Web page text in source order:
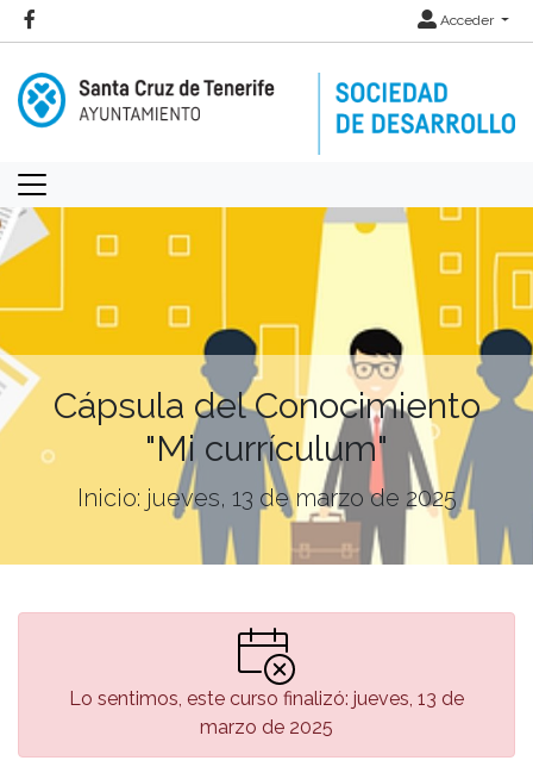
Acceder
Cápsula del Conocimiento
"Mi currículum"
Inicio: jueves, 13 de marzo de 2025
Lo sentimos, este curso finalizó: jueves, 13 de
marzo de 2025